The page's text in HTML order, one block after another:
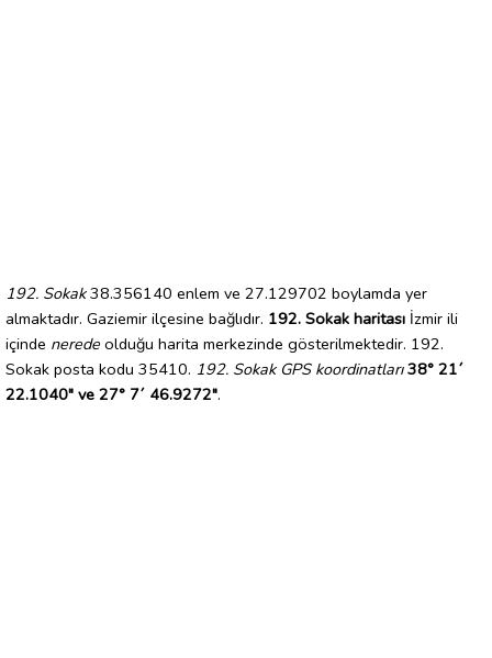
192. Sokak38.356140 enlem ve 27.129702 boylamda yer
almaktadır. Gaziemir ilçesine bağlıdır. 192. Sokak haritası İzmir ili
içinde nerede olduğu harita merkezinde gösterilmektedir. 192.
Sokak posta kodu 35410. 192. Sokak GPS koordinatları 38° 21´
22.1040" ve 27° 7´ 46.9272".